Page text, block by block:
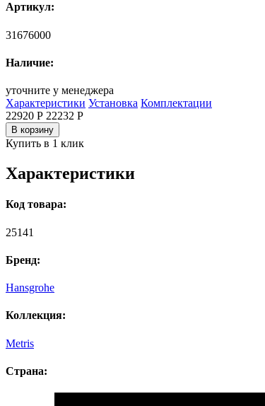
Артикул:
31676000
Наличие:
уточните у менеджера
Характеристики Установка Комплектации
22920 Р 22232 Р
В корзину
Купить в 1 клик
Характеристики
Код товара:
25141
Бренд:
Hansgrohe
Коллекция:
Metris
Страна: